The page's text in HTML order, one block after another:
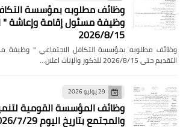
وظائف مطلوبه بمؤسسة
وظيفة مسئول إقامة وإعاشة "
2026/8/15
وظائف مطلوبه بمؤسسة التكافل الاجتماعي " وظيفة
التقديم حتى 2026/8/15 للذكور والإناث اعلان…
29 يوليو 2026
وظائف المؤسسة القومية
والمجتمع بتاريخ اليوم 2026/7/29